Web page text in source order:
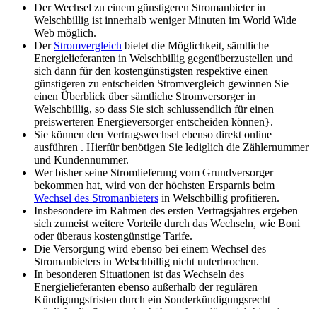
Der Wechsel zu einem günstigeren Stromanbieter in
Welschbillig ist innerhalb weniger Minuten im World Wide
Web möglich.
Der Stromvergleich bietet die Möglichkeit, sämtliche
Energielieferanten in Welschbillig gegenüberzustellen und
sich dann für den kostengünstigsten respektive einen
günstigeren zu entscheiden Stromvergleich gewinnen Sie
einen Überblick über sämtliche Stromversorger in
Welschbillig, so dass Sie sich schlussendlich für einen
preiswerteren Energieversorger entscheiden können}.
Sie können den Vertragswechsel ebenso direkt online
ausführen . Hierfür benötigen Sie lediglich die Zählernummer
und Kundennummer.
Wer bisher seine Stromlieferung vom Grundversorger
bekommen hat, wird von der höchsten Ersparnis beim
Wechsel des Stromanbieters in Welschbillig profitieren.
Insbesondere im Rahmen des ersten Vertragsjahres ergeben
sich zumeist weitere Vorteile durch das Wechseln, wie Boni
oder überaus kostengünstige Tarife.
Die Versorgung wird ebenso bei einem Wechsel des
Stromanbieters in Welschbillig nicht unterbrochen.
In besonderen Situationen ist das Wechseln des
Energielieferanten ebenso außerhalb der regulären
Kündigungsfristen durch ein Sonderkündigungsrecht